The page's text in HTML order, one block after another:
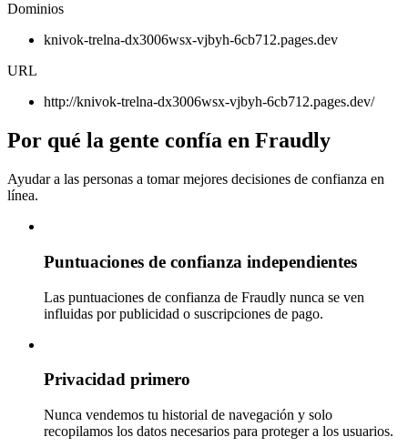
Dominios
knivok-trelna-dx3006wsx-vjbyh-6cb712.pages.dev
URL
http://knivok-trelna-dx3006wsx-vjbyh-6cb712.pages.dev/
Por qué la gente confía en Fraudly
Ayudar a las personas a tomar mejores decisiones de confianza en
línea.
Puntuaciones de confianza independientes
Las puntuaciones de confianza de Fraudly nunca se ven
influidas por publicidad o suscripciones de pago.
Privacidad primero
Nunca vendemos tu historial de navegación y solo
recopilamos los datos necesarios para proteger a los usuarios.